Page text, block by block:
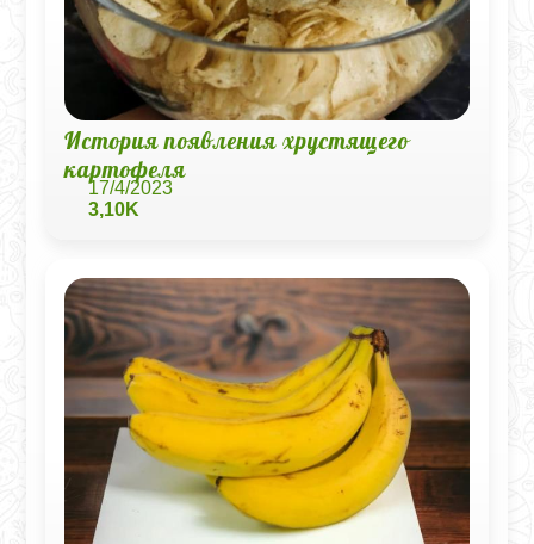
История появления хрустящего
картофеля
17/4/2023
3,10K